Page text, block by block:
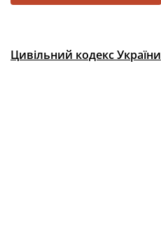
Цивільний кодекс України